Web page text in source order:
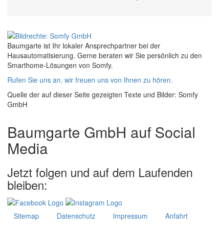
Baumgarte ist Ihr lokaler Ansprechpartner bei der
Hausautomatisierung. Gerne beraten wir Sie persönlich zu den
Smarthome-Lösungen von Somfy.
Rufen Sie uns an, wir freuen uns von Ihnen zu hören.
Quelle der auf dieser Seite gezeigten Texte und Bilder: Somfy
GmbH
Baumgarte GmbH auf Social
Media
Jetzt folgen und auf dem Laufenden
bleiben:
Sitemap Datenschutz Impressum Anfahrt